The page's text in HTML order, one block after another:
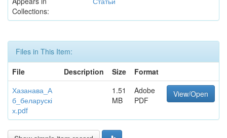
Collections:
Files in This Item:
File
Description Size
Format
Хазанава_А
б_беларускі
х.pdf
1.51
MB
Adobe
PDF
View/Open